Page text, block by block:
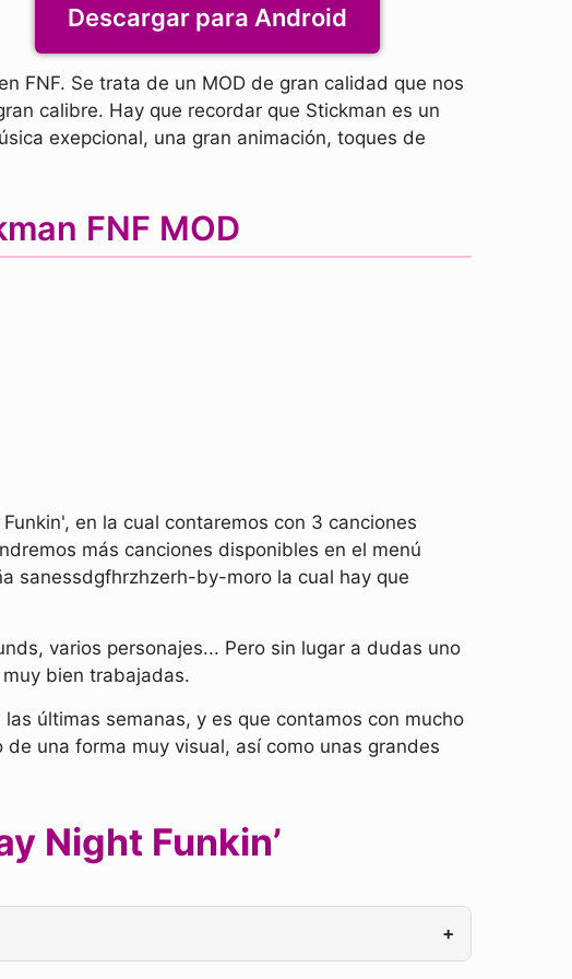
Descargar para Android
FNF. Se trata de un MOD de gran calidad que nos
calibre. Hay que recordar que Stickman es un
exepcional, una gran animación, toques de
FNF MOD
en la cual contaremos con 3 canciones
más canciones disponibles en el menú
sanessdgfhrzhzerh-by-moro la cual hay que
varios personajes... Pero sin lugar a dudas uno
bien trabajadas.
últimas semanas, y es que contamos con mucho
una forma muy visual, así como unas grandes
Night Funkin’
+